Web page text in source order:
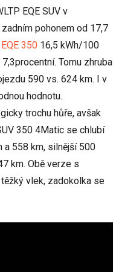
EQE SUV v
pohonem od 17,7
EQE 350 16,5 kWh/100
Tomu zhruba
590 vs. 624 km. I v
hodnotu.
trochu hůře, avšak
350 4Matic se chlubí
a 558 km, silnější 500
km. Obě verze s
vlek, zadokolka se